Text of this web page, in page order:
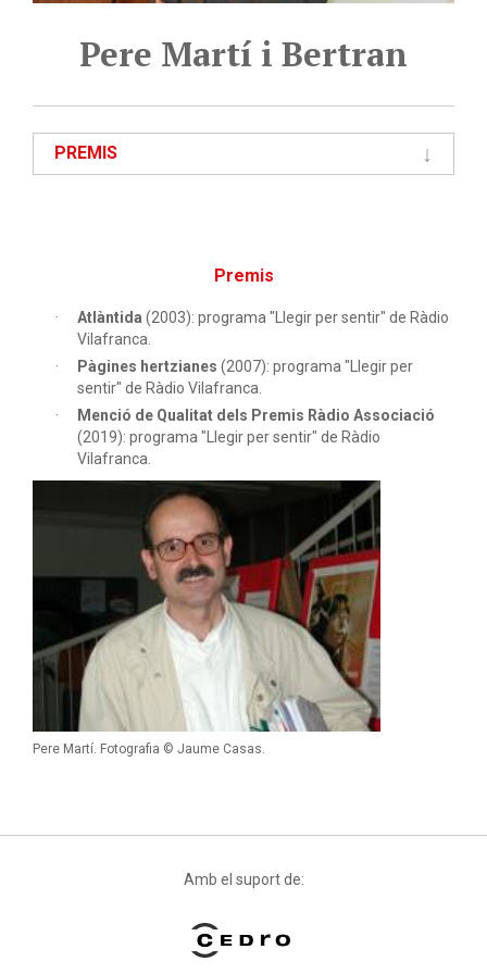
Pere Martí i Bertran
PREMIS
Pere Martí. Fotografia © Jaume Casas.
Premis
Atlàntida (2003): programa "Llegir per sentir" de Ràdio
Vilafranca.
Pàgines hertzianes (2007): programa "Llegir per
sentir" de Ràdio Vilafranca.
Menció de Qualitat dels Premis Ràdio Associació
(2019): programa "Llegir per sentir" de Ràdio
Vilafranca.
Amb el suport de: